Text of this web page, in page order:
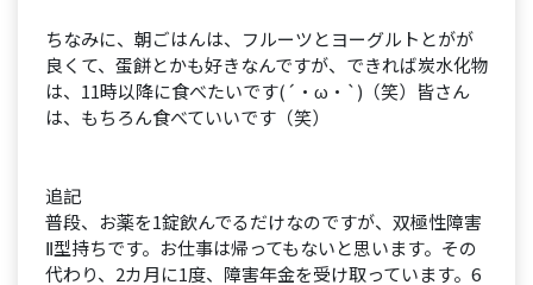
ちなみに、朝ごはんは、フルーツとヨーグルトとがが
良くて、蛋餅とかも好きなんですが、できれば炭水化物
は、11時以降に食べたいです(´・ω・`)（笑）皆さん
は、もちろん食べていいです（笑）
追記
普段、お薬を1錠飲んでるだけなのですが、双極性障害
Ⅱ型持ちです。お仕事は帰ってもないと思います。その
代わり、2カ月に1度、障害年金を受け取っています。6